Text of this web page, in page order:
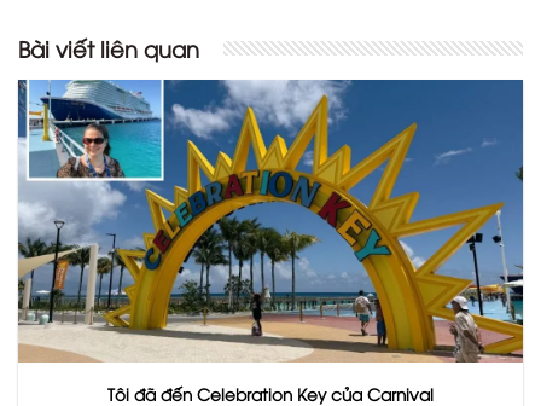
Bài viết liên quan
Tôi đã đến Celebration Key của Carnival